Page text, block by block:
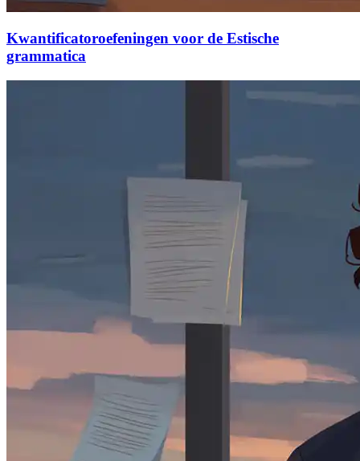
Kwantificatoroefeningen voor de Estische
grammatica